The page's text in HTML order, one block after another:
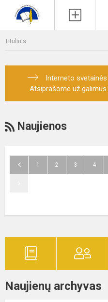
Titulinis
Interneto
Atsiprašome už
RSS
Naujienos
1 2 3 4
Naujienų archyvas